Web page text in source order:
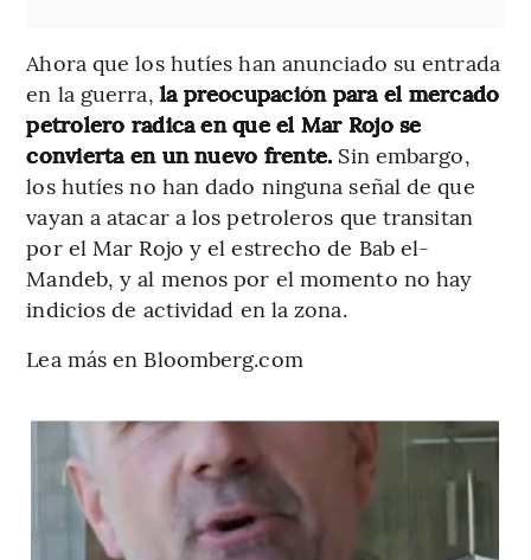
Ahora que los hutíes han anunciado su entrada
en la guerra, la preocupación para el mercado
petrolero radica en que el Mar Rojo se
convierta en un nuevo frente. Sin embargo,
los hutíes no han dado ninguna señal de que
vayan a atacar a los petroleros que transitan
por el Mar Rojo y el estrecho de Bab el-
Mandeb, y al menos por el momento no hay
indicios de actividad en la zona.
Lea más en Bloomberg.com